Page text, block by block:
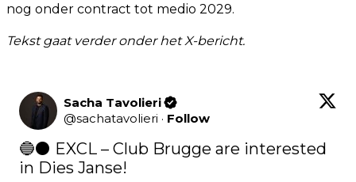
nog onder contract tot medio 2029.
Tekst gaat verder onder het X-bericht.
Sacha Tavolieri
@sachatavolieri · Follow
🔵⚫️ EXCL – Club Brugge are interested
in Dies Janse!